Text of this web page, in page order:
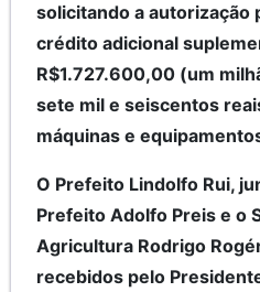
solicitando a autorização
crédito adicional
R$1.727.600,00 (um
sete mil e seiscentos
máquinas e
O Prefeito Lindolfo Rui,
Prefeito Adolfo Preis e o
Agricultura Rodrigo
recebidos pelo